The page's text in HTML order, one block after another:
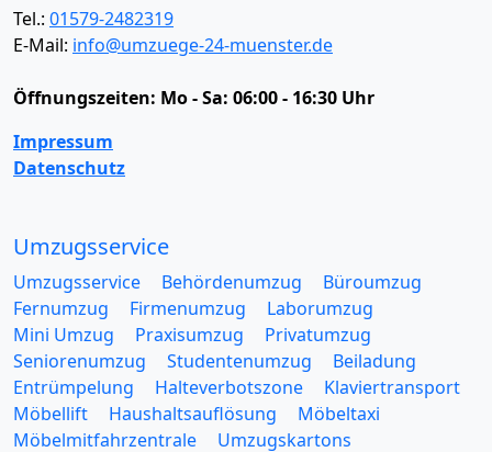
Tel.: 01579-2482319
E-Mail: info@umzuege-24-muenster.de
Öffnungszeiten: Mo - Sa: 06:00 - 16:30 Uhr
Impressum
Datenschutz
Umzugsservice
Umzugsservice Behördenumzug
Büroumzug
Fernumzug
Firmenumzug
Laborumzug
Mini Umzug
Praxisumzug
Privatumzug
Seniorenumzug
Studentenumzug
Beiladung
Entrümpelung
Halteverbotszone
Klaviertransport
Möbellift
Haushaltsauflösung
Möbeltaxi
Möbelmitfahrzentrale
Umzugskartons